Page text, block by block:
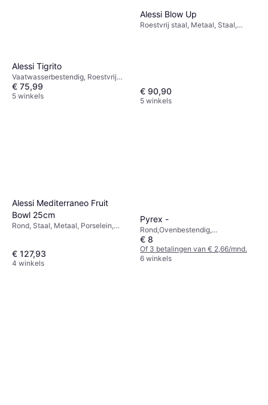
Alessi Tigrito
Vaatwasserbestendig, Roestvrij
staal, Plastic
€ 75,99
5 winkels
Alessi Blow Up
Roestvrij staal, Metaal, Staal,
€ 90,90
5 winkels
Alessi Mediterraneo Fruit
Bowl 25cm
Rond, Staal, Metaal, Porselein,
€ 127,93
4 winkels
Pyrex -
Rond,Ovenbestendig,
Vaatwasserbestendig,
Vriezerbestendig,
Magnetronbestendig, Glas,
€ 8
Of 3 betalingen van € 2,66/mnd.
6 winkels